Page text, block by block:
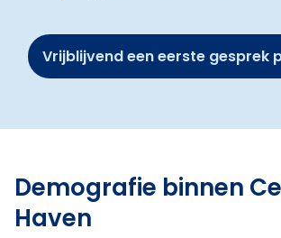
Vrijblijvend een eerste gesprek
Demografie binnen
Haven